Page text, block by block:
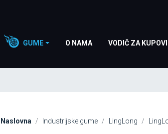
GUME O NAMA VODIČ ZA
Naslovna Industrijske gume LingLong